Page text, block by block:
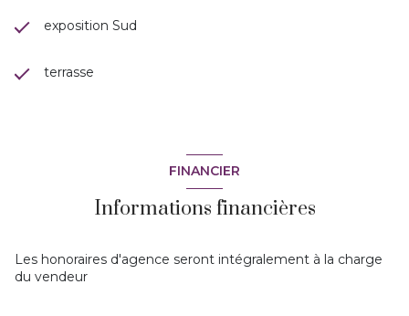
exposition Sud
terrasse
FINANCIER
Informations financières
Les honoraires d'agence seront intégralement à la charge
du vendeur